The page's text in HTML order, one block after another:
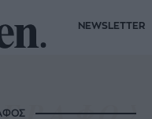
NEWSLETTER